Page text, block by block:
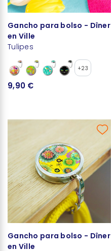
Gancho para bolso - Dîner
en Ville
Tulipes
+23
9,90 €
Gancho para bolso - Dîner
en Ville